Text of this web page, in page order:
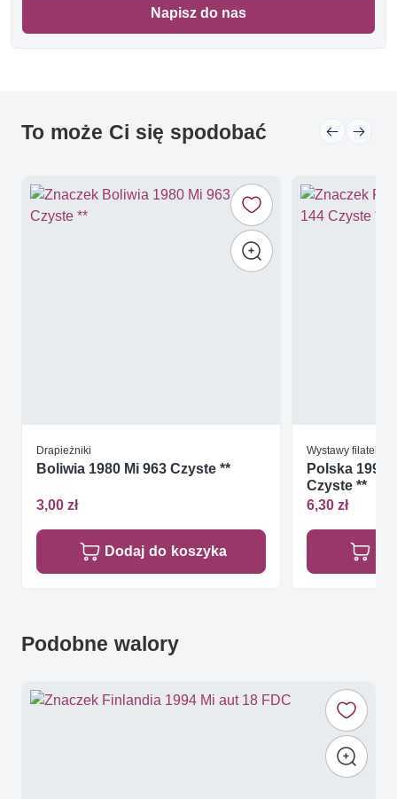
Napisz do nas
To może Ci się spodobać
Drapieżniki
Boliwia 1980 Mi 963 Czyste **
3,00 zł
Dodaj do koszyka
Wystawy
Polska 1991
Czyste **
6,30 zł
Podobne walory